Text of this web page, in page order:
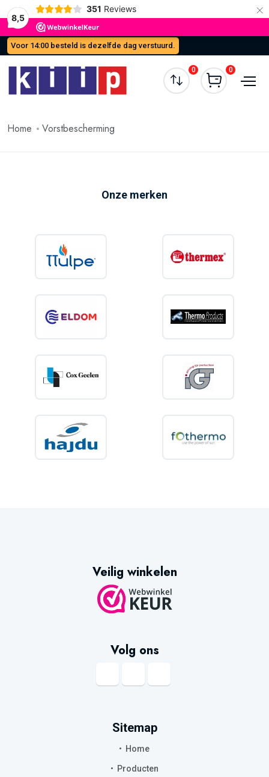
8,5
351 Reviews ×
Voor 14:00 besteld is dezelfde dag verstuurd.
0 0
Home Vorstbescherming
Onze merken
Veilig winkelen
Volg ons
Sitemap
Home
Producten